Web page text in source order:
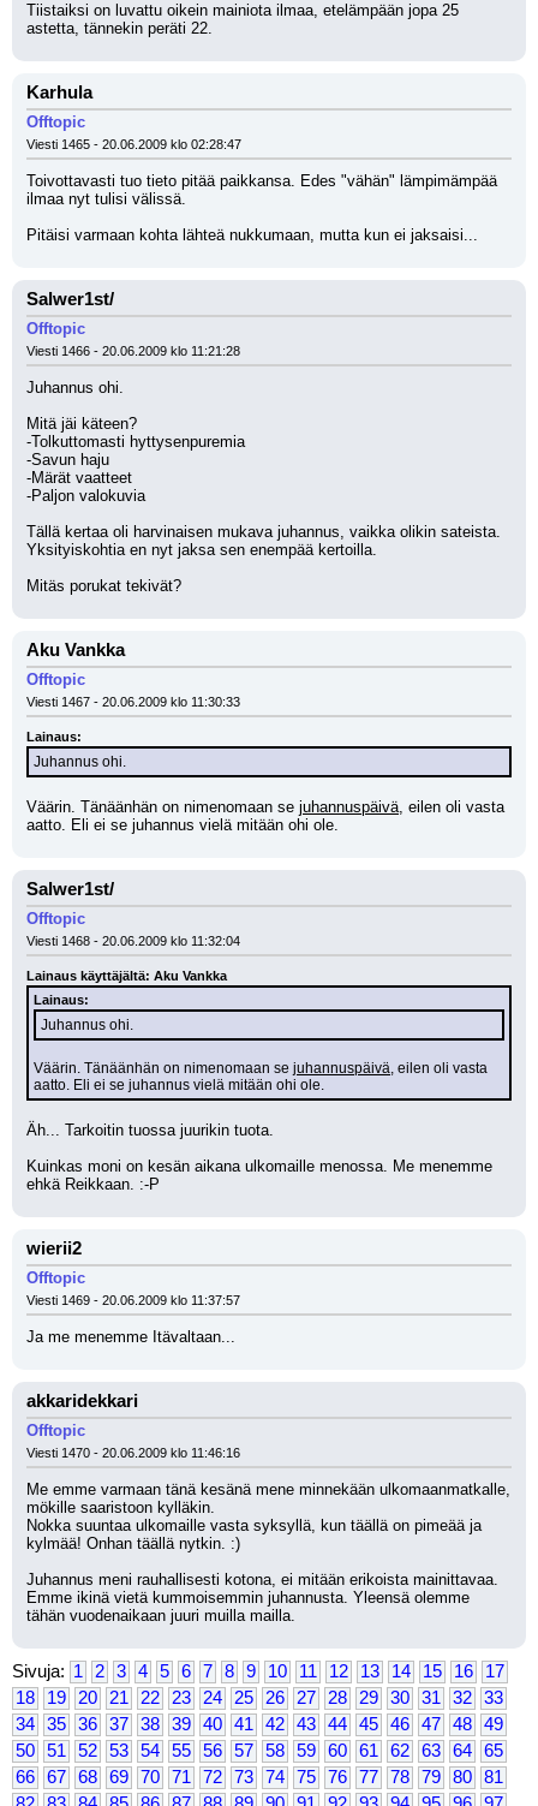
Tiistaiksi on luvattu oikein mainiota ilmaa, etelämpään jopa 25
astetta, tännekin peräti 22.
Karhula
Offtopic
Viesti 1465 - 20.06.2009 klo 02:28:47
Toivottavasti tuo tieto pitää paikkansa. Edes "vähän" lämpimämpää
ilmaa nyt tulisi välissä.
Pitäisi varmaan kohta lähteä nukkumaan, mutta kun ei jaksaisi...
Salwer1st/
Offtopic
Viesti 1466 - 20.06.2009 klo 11:21:28
Juhannus ohi.
Mitä jäi käteen?
-Tolkuttomasti hyttysenpuremia
-Savun haju
-Märät vaatteet
-Paljon valokuvia
Tällä kertaa oli harvinaisen mukava juhannus, vaikka olikin sateista.
Yksityiskohtia en nyt jaksa sen enempää kertoilla.
Mitäs porukat tekivät?
Aku Vankka
Offtopic
Viesti 1467 - 20.06.2009 klo 11:30:33
Lainaus:
Juhannus ohi.
Väärin. Tänäänhän on nimenomaan se juhannuspäivä, eilen oli vasta
aatto. Eli ei se juhannus vielä mitään ohi ole.
Salwer1st/
Offtopic
Viesti 1468 - 20.06.2009 klo 11:32:04
Lainaus käyttäjältä: Aku Vankka
Lainaus:
Juhannus ohi.
Väärin. Tänäänhän on nimenomaan se juhannuspäivä, eilen oli vasta
aatto. Eli ei se juhannus vielä mitään ohi ole.
Äh... Tarkoitin tuossa juurikin tuota.
Kuinkas moni on kesän aikana ulkomaille menossa. Me menemme
ehkä Reikkaan. :-P
wierii2
Offtopic
Viesti 1469 - 20.06.2009 klo 11:37:57
Ja me menemme Itävaltaan...
akkaridekkari
Offtopic
Viesti 1470 - 20.06.2009 klo 11:46:16
Me emme varmaan tänä kesänä mene minnekään ulkomaanmatkalle,
mökille saaristoon kylläkin.
Nokka suuntaa ulkomaille vasta syksyllä, kun täällä on pimeää ja
kylmää! Onhan täällä nytkin. :)
Juhannus meni rauhallisesti kotona, ei mitään erikoista mainittavaa.
Emme ikinä vietä kummoisemmin juhannusta. Yleensä olemme
tähän vuodenaikaan juuri muilla mailla.
Sivuja: 1 2 3 4 5 6 7 8 9 10 11 12 13 14 15 16
17
18
19 20 21 22 23 24 25 26 27 28 29 30 31 32
33
34
35 36 37 38 39 40 41 42 43 44 45 46 47 48
49
50
51 52 53 54 55 56 57 58 59 60 61 62 63 64
65
66
67 68 69 70 71 72 73 74 75 76 77 78 79 80
81